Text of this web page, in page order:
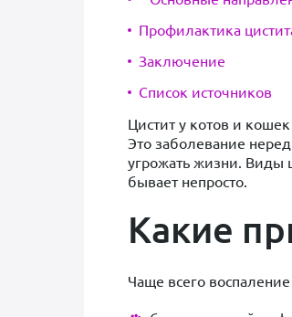
Профилактика
Заключение
Список источников
Цистит у котов и
Это заболевание
угрожать жизни. Виды
бывает непросто.
Какие
Чаще всего